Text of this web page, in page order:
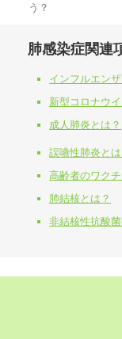
う？
肺感染症関連
インフルエン
新型コロナウ
成人肺炎とは？
誤嚥性肺炎とは
高齢者のワク
肺結核とは？
非結核性抗酸